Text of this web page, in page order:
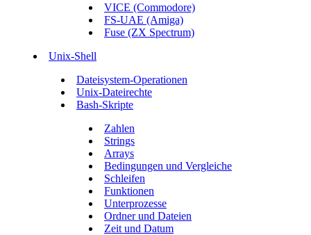
VICE (Commodore)
FS-UAE (Amiga)
Fuse (ZX Spectrum)
Unix-Shell
Dateisystem-Operationen
Unix-Dateirechte
Bash-Skripte
Zahlen
Strings
Arrays
Bedingungen und Vergleiche
Schleifen
Funktionen
Unterprozesse
Ordner und Dateien
Zeit und Datum